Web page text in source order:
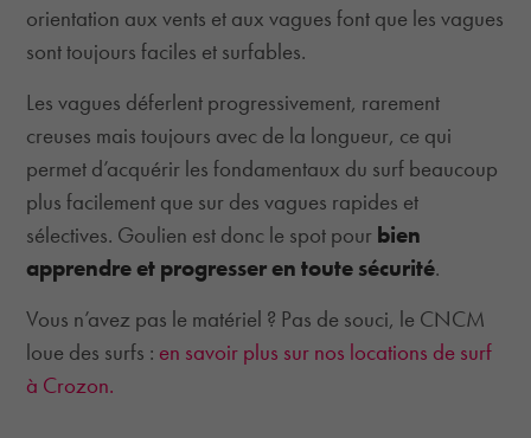
orientation aux vents et aux vagues font que les vagues
sont toujours faciles et surfables.
Les vagues déferlent progressivement, rarement
creuses mais toujours avec de la longueur, ce qui
permet d’acquérir les fondamentaux du surf beaucoup
plus facilement que sur des vagues rapides et
sélectives. Goulien est donc le spot pour bien
apprendre et progresser en toute sécurité.
Vous n’avez pas le matériel ? Pas de souci, le CNCM
loue des surfs : en savoir plus sur nos locations de surf
à Crozon.